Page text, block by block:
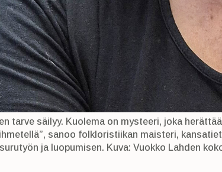
tarve säilyy. Kuolema on mysteeri, joka
sanoo folkloristiikan maisteri,
ja luopumisen. Kuva: Vuokko Lahden